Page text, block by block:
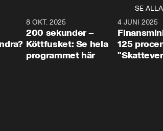
SE ALLA
31:05 4:29
8 OKT. 2025
200 sekunder –
Köttfusket: Se hela
programmet här
4 JUNI 2025
125